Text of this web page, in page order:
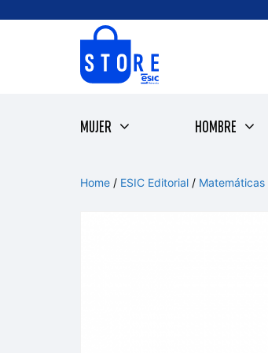
MUJER HOMBRE
Home / ESIC Editorial / Matemáticas